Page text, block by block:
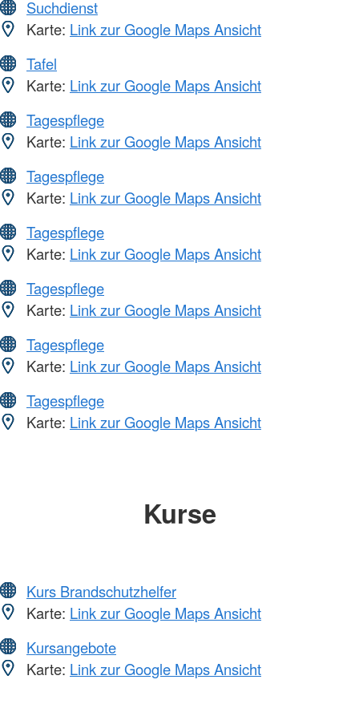
Suchdienst
Karte: Link zur Google Maps Ansicht
Tafel
Karte: Link zur Google Maps Ansicht
Tagespflege
Karte: Link zur Google Maps Ansicht
Tagespflege
Karte: Link zur Google Maps Ansicht
Tagespflege
Karte: Link zur Google Maps Ansicht
Tagespflege
Karte: Link zur Google Maps Ansicht
Tagespflege
Karte: Link zur Google Maps Ansicht
Tagespflege
Karte: Link zur Google Maps Ansicht
Kurse
Kurs Brandschutzhelfer
Karte: Link zur Google Maps Ansicht
Kursangebote
Karte: Link zur Google Maps Ansicht